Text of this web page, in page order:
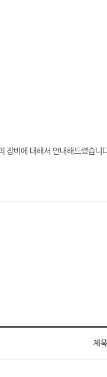
장비에 대해서 안내해드렸습
제목